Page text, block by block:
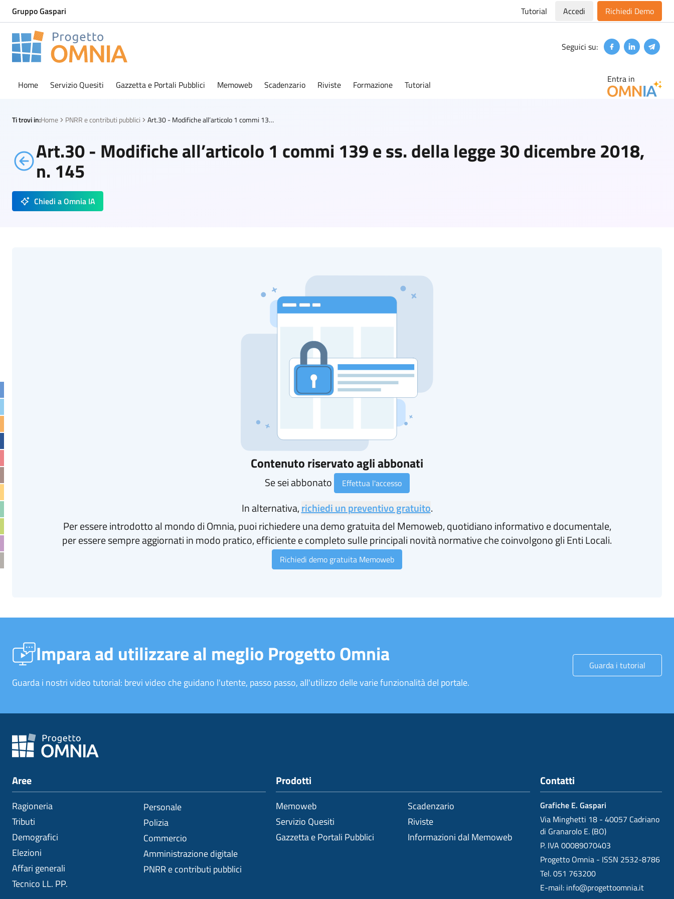
Gruppo Gaspari Tutorial Accedi Richiedi Demo
Progetto Omnia
Seguici su: FacebookLinkedin
Home Servizio Quesiti Gazzetta e Portali Pubblici Memoweb Scadenzario Riviste Formazione Tutorial Entra in
Ti trovi in:Home PNRR e contributi pubblici Art.30 - Modifiche all’articolo 1 commi 139 e ss. della legge 30 dicembre 2018, n. 145
Art.30 - Modifiche all’articolo 1 commi 139 e ss. della legge 30 dicembre 2018,
n. 145
Chiedi a Omnia IA
Contenuto riservato agli abbonati
Se sei abbonato Effettua l'accesso
In alternativa,richiedi un preventivo gratuito.
Per essere introdotto al mondo di Omnia, puoi richiedere una demo gratuita del Memoweb, quotidiano informativo e documentale,
per essere sempre aggiornati in modo pratico, efficiente e completo sulle principali novità normative che coinvolgono gli Enti Locali.
Richiedi demo gratuita Memoweb
Impara ad utilizzare al meglio Progetto Omnia
Guarda i nostri video tutorial: brevi video che guidano l'utente, passo passo, all'utilizzo delle varie funzionalità del portale.
Guarda i tutorial
Aree
Ragioneria
Tributi
Demografici
Elezioni
Affari generali
Tecnico LL. PP.
Personale
Polizia
Commercio
Amministrazione digitale
PNRR e contributi pubblici
Prodotti
Memoweb
Servizio Quesiti
Gazzetta e Portali Pubblici
Scadenzario
Riviste
Informazioni dal Memoweb
Contatti
Grafiche E. Gaspari
Via Minghetti 18 - 40057 Cadriano
di Granarolo E. (BO)
P. IVA 00089070403
Progetto Omnia - ISSN 2532-8786
Tel. 051 763200
E-mail: info@progettoomnia.it